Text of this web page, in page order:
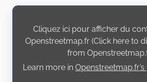
Display
Openstreetmap.fr
Cliquez ici pour afficher du
Openstreetmap.fr (Click here to
from
Learn more in